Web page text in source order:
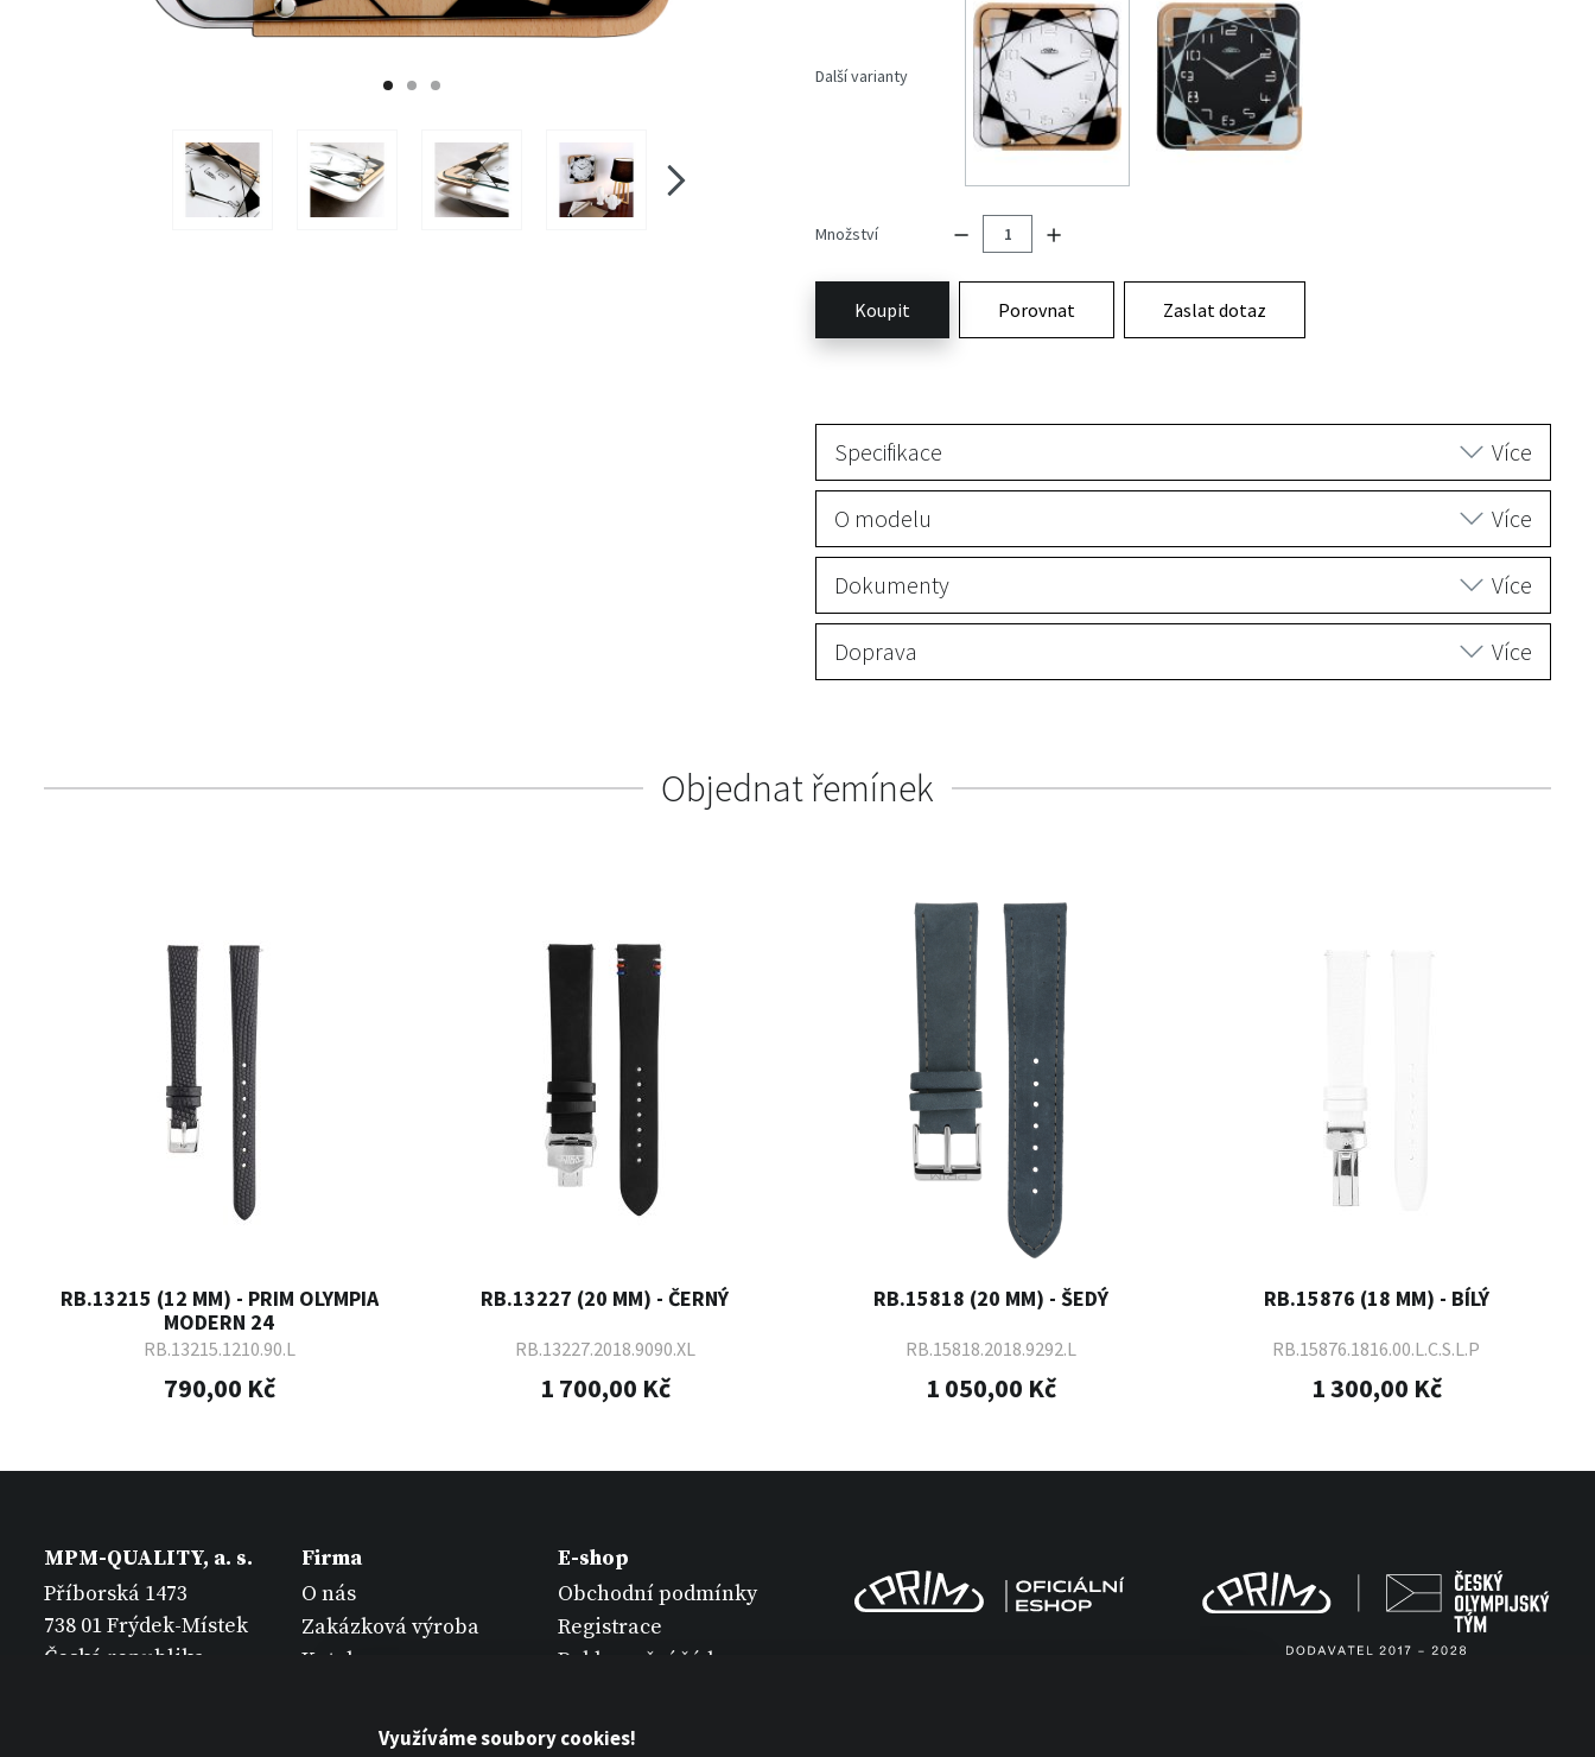
Další varianty
Množství
Koupit Porovnat Zaslat dotaz
Specifikace Více
O modelu Více
Dokumenty Více
Doprava Více
Objednat řemínek
RB.13215 (12 MM) - PRIM OLYMPIA
MODERN 24
RB.13215.1210.90.L
790,00 Kč
RB.13227 (20 MM) - ČERNÝ
RB.13227.2018.9090.XL
1 700,00 Kč
RB.15818 (20 MM) - ŠEDÝ
RB.15818.2018.9292.L
1 050,00 Kč
RB.15876 (18 MM) - BÍLÝ
RB.15876.1816.00.L.C.S.L.P
1 300,00 Kč
MPM-QUALITY, a. s.
Příborská 1473
738 01 Frýdek-Místek
Česká republika
Firma
O nás
Zakázková výroba
Katalogy
E-shop
Obchodní podmínky
Registrace
Reklamační řád
Údržba hodinek
Využíváme soubory cookies!